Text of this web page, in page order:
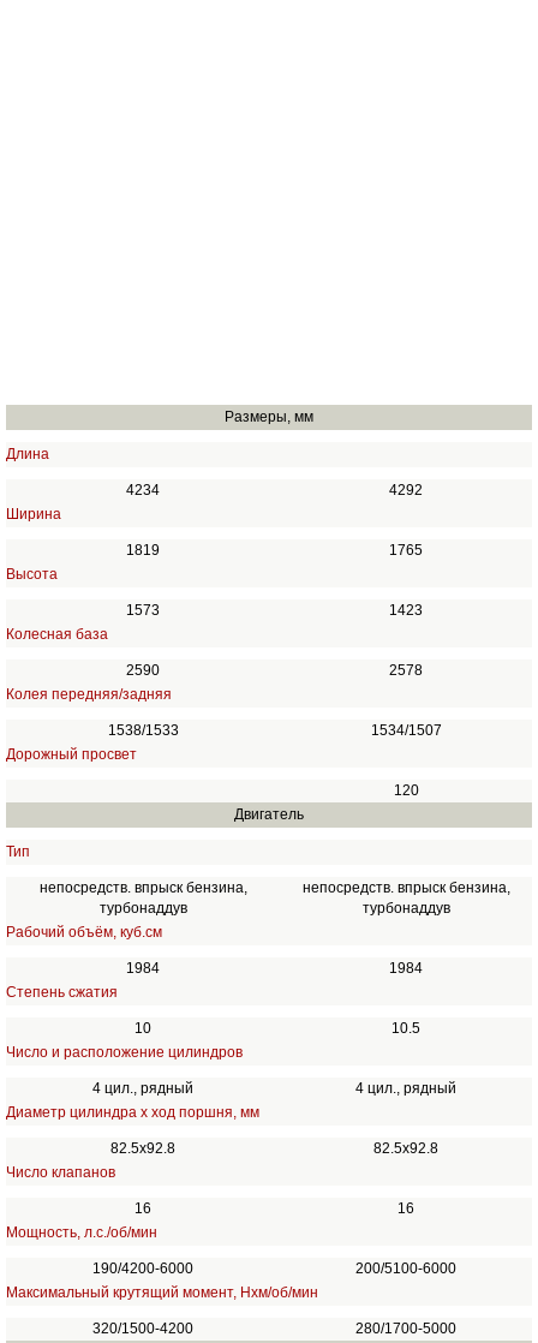
Размеры, мм
Длина
4234
4292
Ширина
1819
1765
Высота
1573
1423
Колесная база
2590
2578
Колея передняя/задняя
1538/1533
1534/1507
Дорожный просвет
120
Двигатель
Тип
непосредств. впрыск бензина,
турбонаддув
непосредств. впрыск бензина,
турбонаддув
Рабочий объём, куб.см
1984
1984
Степень сжатия
10
10.5
Число и расположение цилиндров
4 цил., рядный
4 цил., рядный
Диаметр цилиндра х ход поршня, мм
82.5x92.8
82.5х92.8
Число клапанов
16
16
Мощность, л.с./об/мин
190/4200-6000
200/5100-6000
Максимальный крутящий момент, Нхм/об/мин
320/1500-4200
280/1700-5000